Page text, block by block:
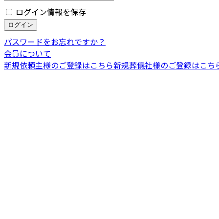
ログイン情報を保存
パスワードをお忘れですか？
会員について
新規依頼主様のご登録はこちら新規葬儀社様のご登録はこち